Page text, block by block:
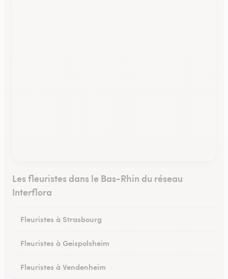
Les fleuristes dans le Bas-Rhin du réseau
Interflora
Fleuristes à Strasbourg
Fleuristes à Geispolsheim
Fleuristes à Vendenheim